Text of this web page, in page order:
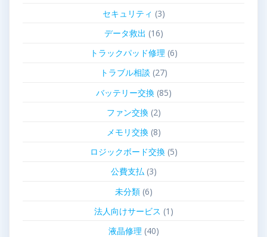
セキュリティ (3)
データ救出 (16)
トラックパッド修理 (6)
トラブル相談 (27)
バッテリー交換(85)
ファン交換(2)
メモリ交換(8)
ロジックボード交換(5)
公費支払(3)
未分類(6)
法人向けサービス (1)
液晶修理 (40)